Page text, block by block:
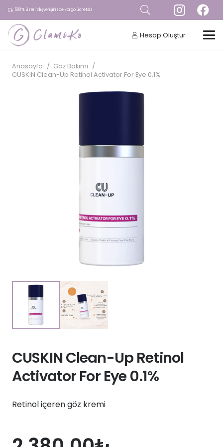
500TL üzeri alışverişinizde kargo ücretsiz
Hesap Oluştur
Anasayfa / Göz Bakımı /
CUSKIN Clean-Up Retinol Activator For Eye 0.1%
CUSKIN Clean-Up Retinol
Activator For Eye 0.1%
Retinol içeren göz kremi